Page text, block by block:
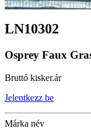
LN10302
Osprey Faux
Bruttó kisker.ár
Jelentkezz be
Márka név